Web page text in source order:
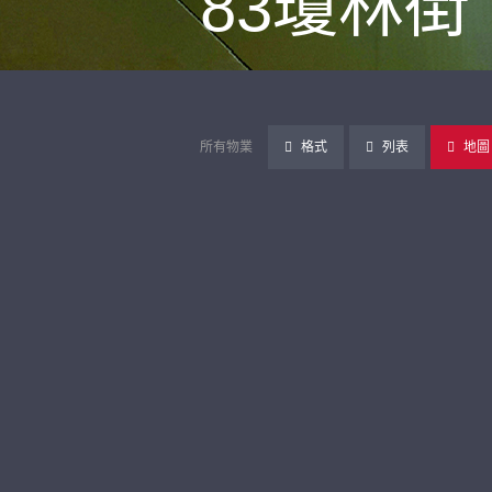
所有物業 格式 列表 地圖